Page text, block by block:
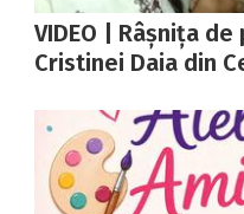
VIDEO | Râșnița
Cristinei Daia din